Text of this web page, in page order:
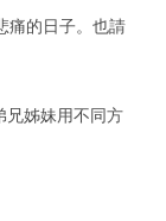
的日子。也請
康復。
兄姊妹用不同方